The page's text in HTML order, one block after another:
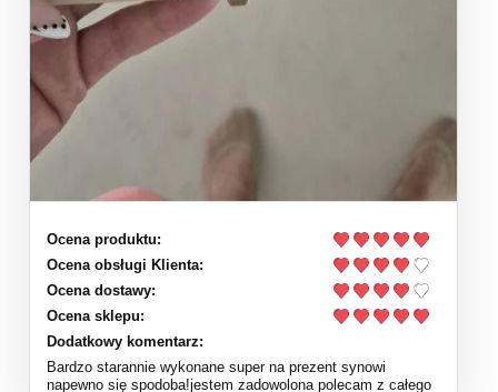
Ocena produktu:
Ocena obsługi Klienta:
Ocena dostawy:
Ocena sklepu:
Dodatkowy komentarz:
Bardzo starannie wykonane super na prezent synowi
napewno się spodoba!jestem zadowolona polecam z całego